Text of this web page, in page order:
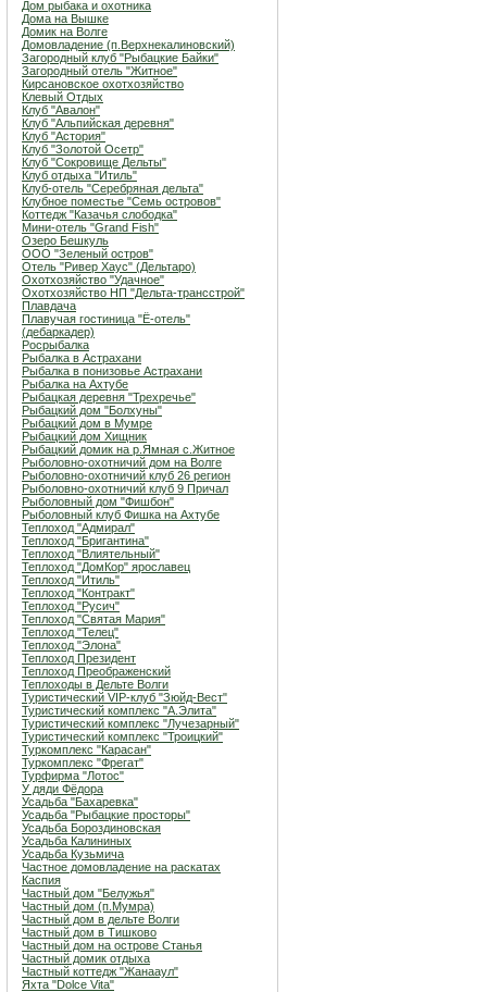
Дом рыбака и охотника
Дома на Вышке
Домик на Волге
Домовладение (п.Верхнекалиновский)
Загородный клуб "Рыбацкие Байки"
Загородный отель "Житное"
Кирсановское охотхозяйство
Клевый Отдых
Клуб "Авалон"
Клуб "Альпийская деревня"
Клуб "Астория"
Клуб "Золотой Осетр"
Клуб "Сокровище Дельты"
Клуб отдыха "Итиль"
Клуб-отель "Серебряная дельта"
Клубное поместье "Семь островов"
Коттедж "Казачья слободка"
Мини-отель "Grand Fish"
Озеро Бешкуль
ООО "Зеленый остров"
Отель "Ривер Хаус" (Дельтаро)
Охотхозяйство "Удачное"
Охотхозяйство НП "Дельта-трансстрой"
Плавдача
Плавучая гостиница "Ё-отель"
(дебаркадер)
Росрыбалка
Рыбалка в Астрахани
Рыбалка в понизовье Астрахани
Рыбалка на Ахтубе
Рыбацкая деревня "Трехречье"
Рыбацкий дом "Болхуны"
Рыбацкий дом в Мумре
Рыбацкий дом Хищник
Рыбацкий домик на р.Ямная с.Житное
Рыболовно-охотничий дом на Волге
Рыболовно-охотничий клуб 26 регион
Рыболовно-охотничий клуб 9 Причал
Рыболовный дом "Фишбон"
Рыболовный клуб Фишка на Ахтубе
Теплоход "Адмирал"
Теплоход "Бригантина"
Теплоход "Влиятельный"
Теплоход "ДомКор" ярославец
Теплоход "Итиль"
Теплоход "Контракт"
Теплоход "Русич"
Теплоход "Святая Мария"
Теплоход "Телец"
Теплоход "Элона"
Теплоход Президент
Теплоход Преображенский
Теплоходы в Дельте Волги
Туристический VIP-клуб "Зюйд-Вест"
Туристический комплекс "А.Элита"
Туристический комплекс "Лучезарный"
Туристический комплекс "Троицкий"
Туркомплекс "Карасан"
Туркомплекс "Фрегат"
Турфирма "Лотос"
У дяди Фёдора
Усадьба "Бахаревка"
Усадьба "Рыбацкие просторы"
Усадьба Бороздиновская
Усадьба Калининых
Усадьба Кузьмича
Частное домовладение на раскатах
Каспия
Частный дом "Белужья"
Частный дом (п.Мумра)
Частный дом в дельте Волги
Частный дом в Тишково
Частный дом на острове Станья
Частный домик отдыха
Частный коттедж "Жанааул"
Яхта "Dolce Vita"